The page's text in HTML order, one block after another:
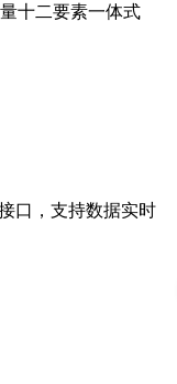
十二要素一体式
口，支持数据实时